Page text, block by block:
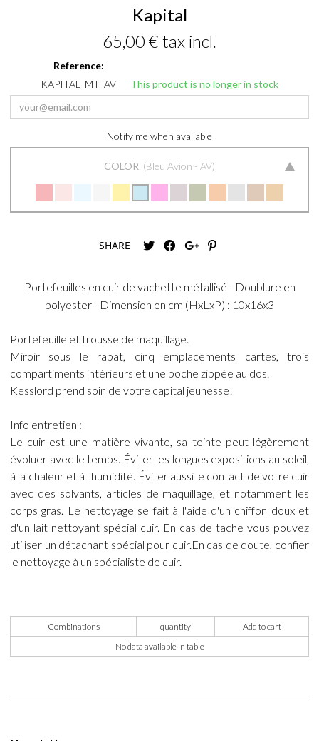
Kapital
65,00 € tax incl.
Reference:
KAPITAL_MT_AV
This product is no longer in stock
Notify me when available
COLOR Bleu Avion - AV
SHARE
Portefeuilles en cuir de vachette métallisé - Doublure en
polyester - Dimension en cm (HxLxP) : 10x16x3
Portefeuille et trousse de maquillage.
Miroir sous le rabat, cinq emplacements cartes, trois
compartiments intérieurs et une poche zippée au dos.
Kesslord prend soin de votre capital jeunesse!
Info entretien :
Le cuir est une matière vivante, sa teinte peut légèrement
évoluer avec le temps. Éviter les longues expositions au soleil,
à la chaleur et à l'humidité. Éviter aussi le contact de votre cuir
avec des solvants, articles de maquillage, et notamment les
corps gras. Le nettoyage se fait à l'aide d'un chiffon doux et
d'un lait nettoyant spécial cuir. En cas de tache vous pouvez
utiliser un détachant spécial pour cuir.En cas de doute, confier
le nettoyage à un spécialiste de cuir.
Combinations quantity
Add to cart
No data available in table